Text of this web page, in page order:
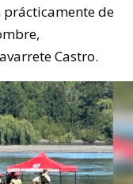
prácticamente de
Castro.